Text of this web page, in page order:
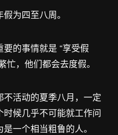
为四至八周。
的事情就是 “享受假
忙，他们都会去度假。
活动的夏季八月，一定
候几乎不可能就工作问
一个相当粗鲁的人。